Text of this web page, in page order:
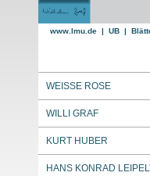
www.lmu.de| UB|
WEISSE ROSE
WILLI GRAF
KURT HUBER
HANS KONRAD